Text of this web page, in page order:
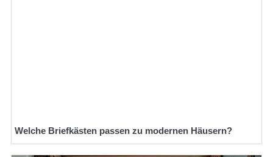
Welche Briefkästen passen zu modernen Häusern?